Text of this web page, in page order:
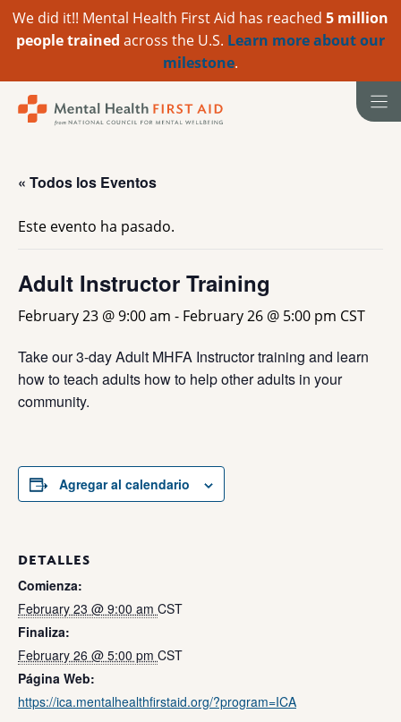
We did it!! Mental Health First Aid has reached 5 million
people trained across the U.S. Learn more about our
milestone.
« Todos los Eventos
Este evento ha pasado.
Adult Instructor Training
February 23 @ 9:00 am - February 26 @ 5:00 pm CST
Take our 3-day Adult MHFA Instructor training and learn
how to teach adults how to help other adults in your
community.
Agregar al calendario
DETALLES
Comienza:
February 23 @ 9:00 am CST
Finaliza:
February 26 @ 5:00 pm CST
Página Web:
https://ica.mentalhealthfirstaid.org/?program=ICA